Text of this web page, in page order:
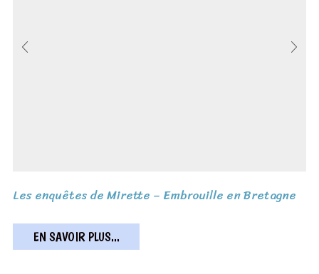
Les enquêtes de Mirette – Embrouille en Bretagne
EN SAVOIR PLUS...